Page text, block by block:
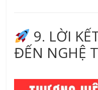
9. LỜI
ĐẾN NGHỆ